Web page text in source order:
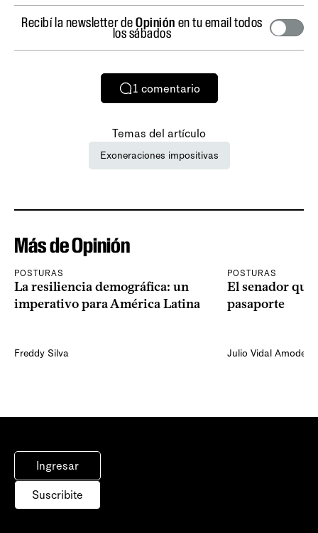
Recibí la newsletter deOpinión en tu email todos
los sábados
1 comentario
Temas del artículo
Exoneraciones impositivas
Más de Opinión
POSTURAS
La resiliencia demográfica: un
imperativo para América Latina
Freddy Silva
POSTURAS
El senador
pasaporte
Julio Vidal Amodeo
Ingresar
Suscribite